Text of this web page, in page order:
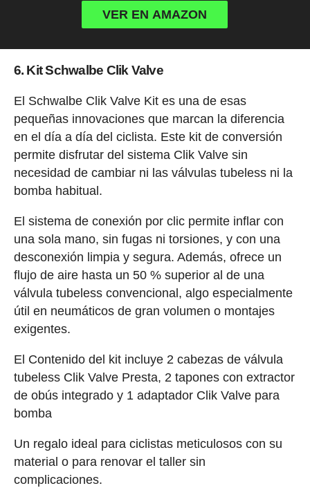
VER EN AMAZON
6. Kit Schwalbe Clik Valve
El Schwalbe Clik Valve Kit es una de esas
pequeñas innovaciones que marcan la diferencia
en el día a día del ciclista. Este kit de conversión
permite disfrutar del sistema Clik Valve sin
necesidad de cambiar ni las válvulas tubeless ni la
bomba habitual.
El sistema de conexión por clic permite inflar con
una sola mano, sin fugas ni torsiones, y con una
desconexión limpia y segura. Además, ofrece un
flujo de aire hasta un 50 % superior al de una
válvula tubeless convencional, algo especialmente
útil en neumáticos de gran volumen o montajes
exigentes.
El Contenido del kit incluye 2 cabezas de válvula
tubeless Clik Valve Presta, 2 tapones con extractor
de obús integrado y 1 adaptador Clik Valve para
bomba
Un regalo ideal para ciclistas meticulosos con su
material o para renovar el taller sin
complicaciones.